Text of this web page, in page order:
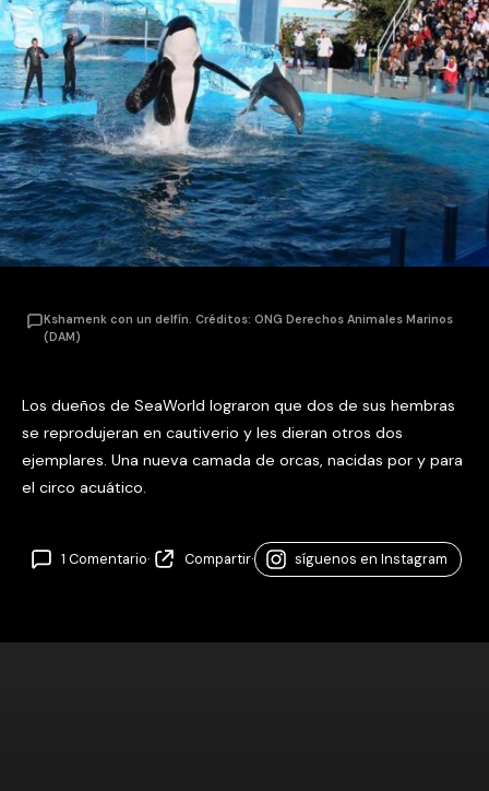
Kshamenk con un delfín. Créditos: ONG Derechos Animales Marinos
(DAM)
Los dueños de SeaWorld lograron que dos de sus hembras
se reprodujeran en cautiverio y les dieran otros dos
ejemplares. Una nueva camada de orcas, nacidas por y para
el circo acuático.
1 Comentario· Compartir· síguenos en Instagram